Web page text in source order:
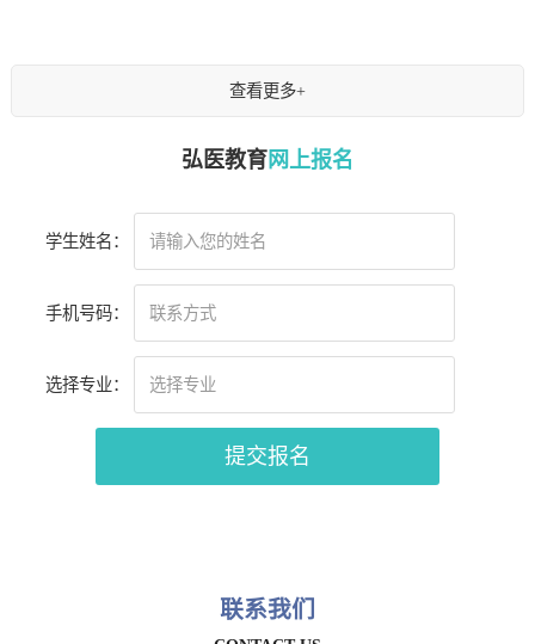
查看更多+
弘医教育网上报名
学生姓名：
手机号码：
选择专业：
联系我们